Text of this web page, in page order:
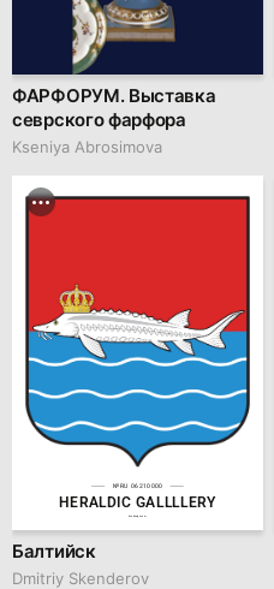
ФАРФОРУМ. Выставка
севрского фарфора
Kseniya Abrosimova
№RU 06210000
HERALDIC GALLLLERY
hsedesign.com
Балтийск
Dmitriy Skenderov